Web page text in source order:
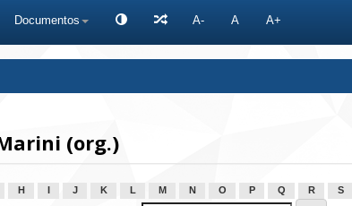
Documentos A- A A+
(org.)
H J K L M N O P Q R S